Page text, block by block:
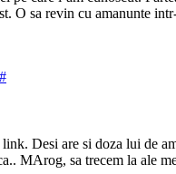
O sa revin cu amanunte
#
Desi are si doza lui de
MArog, sa trecem la ale